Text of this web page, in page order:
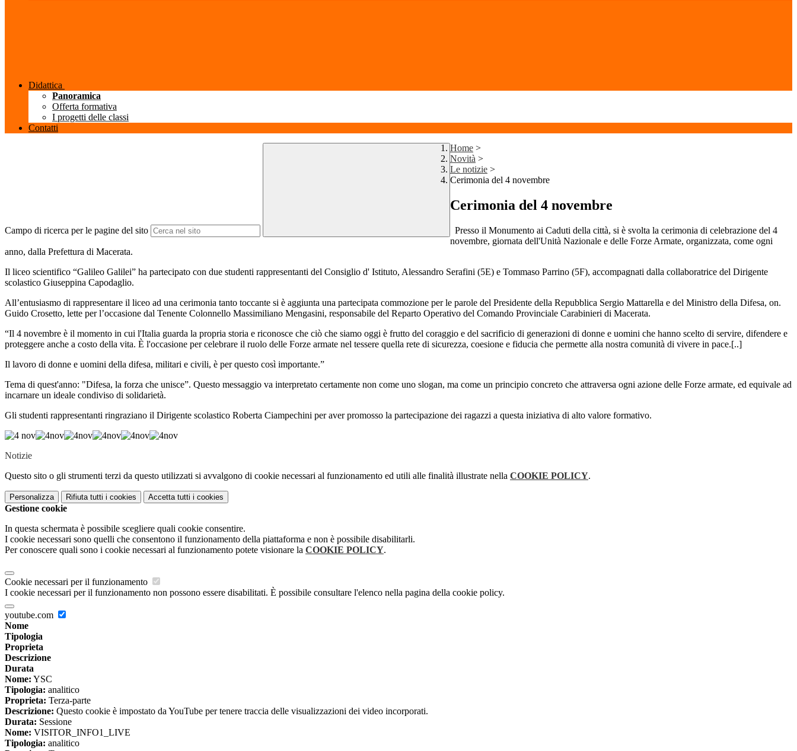
Didattica
Panoramica
Offerta formativa
I progetti delle classi
Contatti
Campo di ricerca per le pagine del sito
Home >
Novità >
Le notizie >
Cerimonia del 4 novembre
Cerimonia del 4 novembre
Presso il Monumento ai Caduti della città, si è svolta la cerimonia di celebrazione del 4
novembre, giornata dell'Unità Nazionale e delle Forze Armate, organizzata, come ogni
anno, dalla Prefettura di Macerata.
Il liceo scientifico “Galileo Galilei” ha partecipato con due studenti rappresentanti del Consiglio d' Istituto, Alessandro Serafini (5E) e Tommaso Parrino (5F), accompagnati dalla collaboratrice del Dirigente
scolastico Giuseppina Capodaglio.
All’entusiasmo di rappresentare il liceo ad una cerimonia tanto toccante si è aggiunta una partecipata commozione per le parole del Presidente della Repubblica Sergio Mattarella e del Ministro della Difesa, on.
Guido Crosetto, lette per l’occasione dal Tenente Colonnello Massimiliano Mengasini, responsabile del Reparto Operativo del Comando Provinciale Carabinieri di Macerata.
“Il 4 novembre è il momento in cui l'Italia guarda la propria storia e riconosce che ciò che siamo oggi è frutto del coraggio e del sacrificio di generazioni di donne e uomini che hanno scelto di servire, difendere e
proteggere anche a costo della vita. È l'occasione per celebrare il ruolo delle Forze armate nel tessere quella rete di sicurezza, coesione e fiducia che permette alla nostra comunità di vivere in pace.[..]
Il lavoro di donne e uomini della difesa, militari e civili, è per questo così importante.”
Tema di quest'anno: "Difesa, la forza che unisce”. Questo messaggio va interpretato certamente non come uno slogan, ma come un principio concreto che attraversa ogni azione delle Forze armate, ed equivale ad
incarnare un ideale condiviso di solidarietà.
Gli studenti rappresentanti ringraziano il Dirigente scolastico Roberta Ciampechini per aver promosso la partecipazione dei ragazzi a questa iniziativa di alto valore formativo.
Notizie
Questo sito o gli strumenti terzi da questo utilizzati si avvalgono di cookie necessari al funzionamento ed utili alle finalità illustrate nella COOKIE POLICY.
Personalizza Rifiuta tutti i cookies Accetta tutti i cookies
Gestione cookie
In questa schermata è possibile scegliere quali cookie consentire.
I cookie necessari sono quelli che consentono il funzionamento della piattaforma e non è possibile disabilitarli.
Per conoscere quali sono i cookie necessari al funzionamento potete visionare la COOKIE POLICY.
Cookie necessari per il funzionamento
I cookie necessari per il funzionamento non possono essere disabilitati. È possibile consultare l'elenco nella pagina della cookie policy.
youtube.com
Nome
Tipologia
Proprieta
Descrizione
Durata
Nome: YSC
Tipologia: analitico
Proprieta: Terza-parte
Descrizione: Questo cookie è impostato da YouTube per tenere traccia delle visualizzazioni dei video incorporati.
Durata: Sessione
Nome: VISITOR_INFO1_LIVE
Tipologia: analitico